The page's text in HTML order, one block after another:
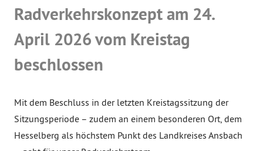
Radverkehrskonzept am 24.
April 2026 vom Kreistag
beschlossen
Mit dem Beschluss in der letzten Kreistagssitzung der
Sitzungsperiode – zudem an einem besonderen Ort, dem
Hesselberg als höchstem Punkt des Landkreises Ansbach